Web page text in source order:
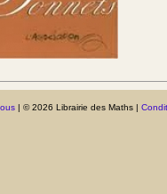
| © 2026 Librairie des Maths |